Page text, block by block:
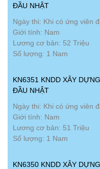
ĐẦU NHẬT
Ngày thi: Khi có ứng viên
Giới tính: Nam
Lương cơ bản: 52 Triệu
Số lượng: 1 Nam
KN6351 KNDD XÂY
ĐẦU NHẬT
Ngày thi: Khi có ứng viên
Giới tính: Nam
Lương cơ bản: 51 Triệu
Số lượng: 1 Nam
KN6350 KNDD XÂY